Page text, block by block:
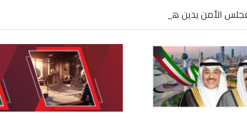
الأمن يدين هجمات الحوثيين على السعودية والسفن التجارية